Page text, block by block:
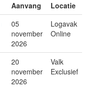
Aanvang
Locatie
05
november
2026
Logavak
Online
20
november
2026
Valk
Exclusief